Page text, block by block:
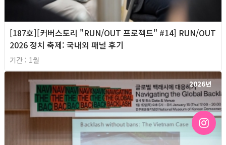
[187호][커버스토리 "RUN/OUT 프로젝트" #14] RUN/OUT
2026 정치 축제: 국내외 패널 후기
기간 : 1월
2026년